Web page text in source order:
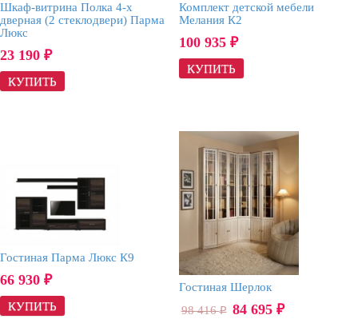
Шкаф-витрина Полка 4-х
дверная (2 стеклодвери) Парма
Люкс
23 190 ₽
Комплект детской мебели
Мелания К2
100 935 ₽
Гостиная Парма Люкс К9
66 930 ₽
Гостиная Шерлок
98 416₽ 84 695 ₽